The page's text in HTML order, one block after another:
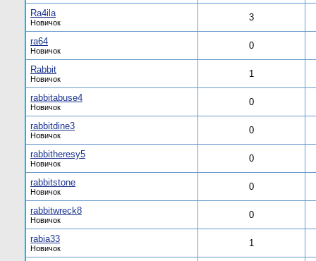
Ra4ila
Новичок 3
ra64
Новичок 0
Rabbit
Новичок 1
rabbitabuse4
Новичок 0
rabbitdine3
Новичок 0
rabbitheresy5
Новичок 0
rabbitstone
Новичок 0
rabbitwreck8
Новичок 0
rabia33
Новичок 1